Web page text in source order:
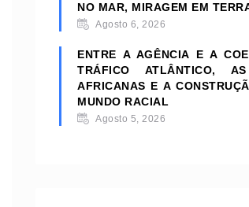
NO MAR, MIRAGEM EM
Agosto 6, 2026
ENTRE A AGÊNCIA E A
TRÁFICO ATLÂNTICO,
AFRICANAS E A
MUNDO RACIAL
Agosto 5, 2026